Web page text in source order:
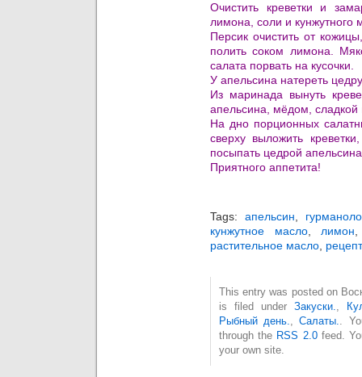
Очистить креветки и
лимона, соли и кунжутного
Персик очистить от
полить соком лимона.
салата порвать на кусочки.
У апельсина натереть
Из маринада вынуть
апельсина, мёдом,
На дно порционных
сверху выложить
посыпать цедрой
Приятного аппетита!
Tags: апельсин,
кунжутное масло,лимон
растительное масло, рецепт
This entry was posted on
is filed under Закуски.,
Рыбный день.,Салаты..
through the RSS 2.0feed.
your own site.